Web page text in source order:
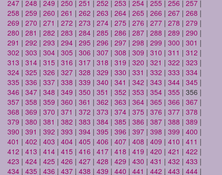
247 | 248 | 249 | 250 | 251 | 252 | 253 | 254 | 255 | 256 | 257 |
258 | 259 | 260 | 261 | 262 | 263 | 264 | 265 | 266 | 267 | 268 |
269 | 270 | 271 | 272 | 273 | 274 | 275 | 276 | 277 | 278 | 279 |
280 | 281 | 282 | 283 | 284 | 285 | 286 | 287 | 288 | 289 | 290 |
291 | 292 | 293 | 294 | 295 | 296 | 297 | 298 | 299 | 300 | 301 |
302 | 303 | 304 | 305 | 306 | 307 | 308 | 309 | 310 | 311 | 312 |
313 | 314 | 315 | 316 | 317 | 318 | 319 | 320 | 321 | 322 | 323 |
324 | 325 | 326 | 327 | 328 | 329 | 330 | 331 | 332 | 333 | 334 |
335 | 336 | 337 | 338 | 339 | 340 | 341 | 342 | 343 | 344 | 345 |
346 | 347 | 348 | 349 | 350 | 351 | 352 | 353 | 354 | 355 | 356 |
357 | 358 | 359 | 360 | 361 | 362 | 363 | 364 | 365 | 366 | 367 |
368 | 369 | 370 | 371 | 372 | 373 | 374 | 375 | 376 | 377 | 378 |
379 | 380 | 381 | 382 | 383 | 384 | 385 | 386 | 387 | 388 | 389 |
390 | 391 | 392 | 393 | 394 | 395 | 396 | 397 | 398 | 399 | 400 |
401 | 402 | 403 | 404 | 405 | 406 | 407 | 408 | 409 | 410 | 411 |
412 | 413 | 414 | 415 | 416 | 417 | 418 | 419 | 420 | 421 | 422 |
423 | 424 | 425 | 426 | 427 | 428 | 429 | 430 | 431 | 432 | 433 |
434 | 435 | 436 | 437 | 438 | 439 | 440 | 441 | 442 | 443 | 444 |